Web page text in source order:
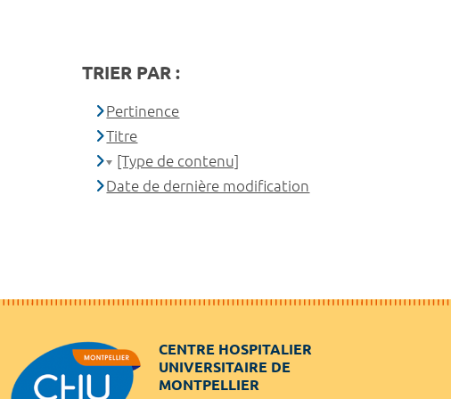
TRIER PAR :
Pertinence
Titre
[Type de contenu]
Date de dernière modification
CENTRE HOSPITALIER
UNIVERSITAIRE DE
MONTPELLIER